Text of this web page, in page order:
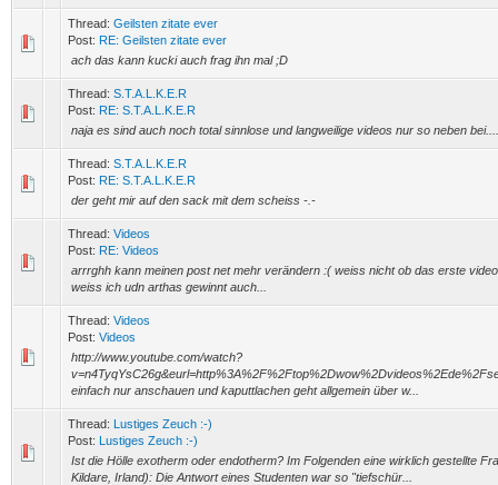
Thread: Geilsten zitate ever
Post: RE: Geilsten zitate ever
ach das kann kucki auch frag ihn mal ;D
Thread: S.T.A.L.K.E.R
Post: RE: S.T.A.L.K.E.R
naja es sind auch noch total sinnlose und langweilige videos nur so neben
Thread: S.T.A.L.K.E.R
Post: RE: S.T.A.L.K.E.R
der geht mir auf den sack mit dem scheiss -.-
Thread: Videos
Post: RE: Videos
arrrghh kann meinen post net mehr verändern :( weiss nicht ob das erste
weiss ich udn arthas gewinnt auch...
Thread: Videos
Post: Videos
http://www.youtube.com/watch?
einfach nur anschauen und kaputtlachen geht allgemein über w...
Thread: Lustiges Zeuch :-)
Post: Lustiges Zeuch :-)
Ist die Hölle exotherm oder endotherm? Im Folgenden eine wirklich gestellte
Kildare, Irland): Die Antwort eines Studenten war so "tiefschür...